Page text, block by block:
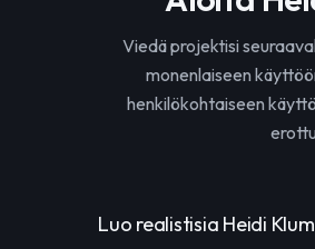
Viedä projektisi
monenlaiseen
henkilökohtaiseen
Luo realistisia Heidi